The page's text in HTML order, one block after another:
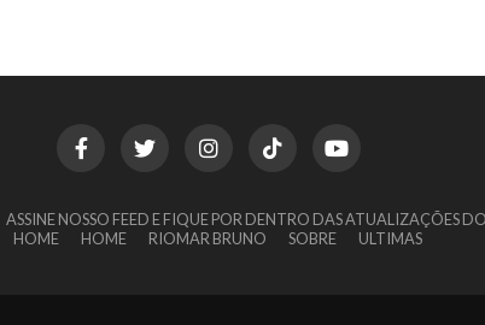
ASSINE NOSSO FEED E FIQUE POR DENTRO DAS ATUALIZAÇÕES
HOME
HOME RIOMAR BRUNO SOBRE ULTIMAS